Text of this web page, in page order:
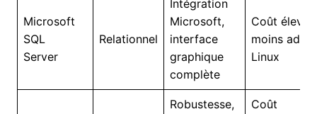
Microsoft
SQL
Server
Relationnel
Intégration
Microsoft,
interface
graphique
complète
Coût élevé,
moins
Linux
Robustesse,
Coût